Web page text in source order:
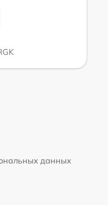
данных